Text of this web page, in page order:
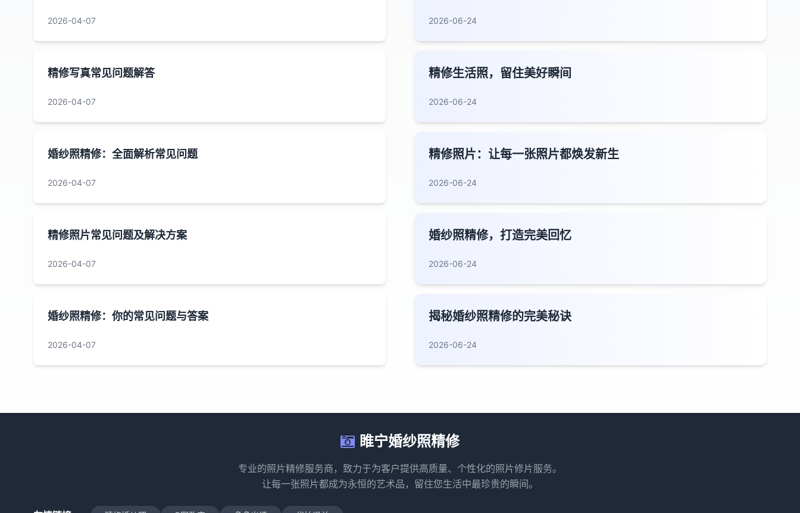
2026-04-07
精修写真常见问题解答
2026-04-07
婚纱照精修：全面解析常见问题
2026-04-07
精修照片常见问题及解决方案
2026-04-07
婚纱照精修：你的常见问题与答案
2026-04-07
2026-06-24
精修生活照，留住美好瞬间
2026-06-24
精修照片：让每一张照片都焕发新生
2026-06-24
婚纱照精修，打造完美回忆
2026-06-24
揭秘婚纱照精修的完美秘诀
2026-06-24
睢宁婚纱照精修
专业的照片精修服务商，致力于为客户提供高质量、个性化的照片修片服务。
让每一张照片都成为永恒的艺术品，留住您生活中最珍贵的瞬间。